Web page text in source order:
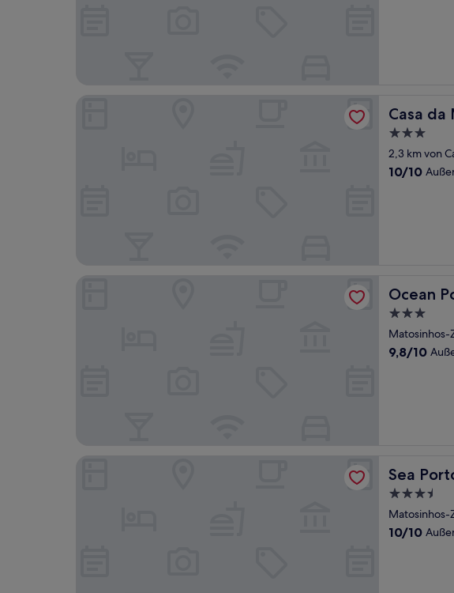
Casa
Casa da
3.0-
Sterne-
Unterkunft
2,3 km von
10.0
10/10
Casa da Marechal - Boutique House by Oporto Collection
Ocean
Ocean
3.0-
Sterne-
Unterkunft
Matosinhos-
9.8
9,8/10
Sea
Sea Porto
3.5-
Sterne-
Unterkunft
Matosinhos-
10.0
10/10